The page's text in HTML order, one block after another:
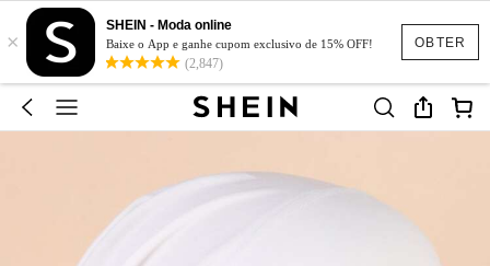
OBTER
×
SHEIN - Moda online
Baixe o App e ganhe cupom exclusivo de 15% OFF!
(2,847)